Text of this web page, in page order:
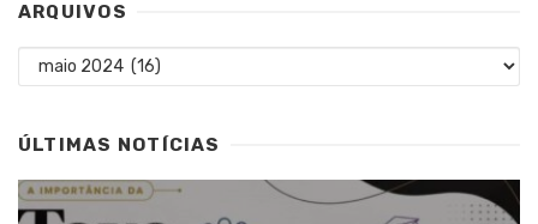
ARQUIVOS
Arquivos
ÚLTIMAS NOTÍCIAS